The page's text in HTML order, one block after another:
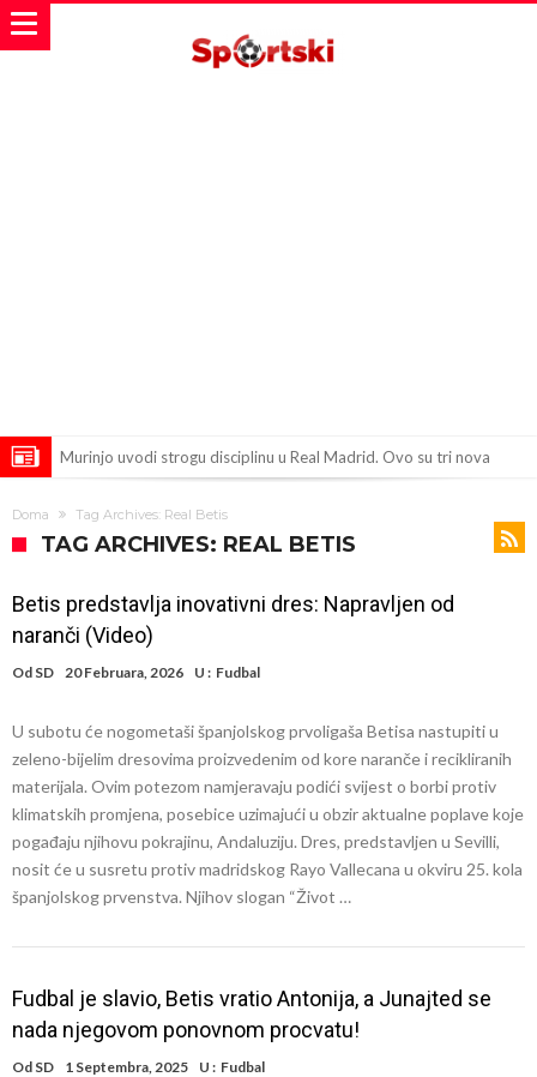
Murinjo uvodi strogu disciplinu u Real Madrid. Ovo su tri nova
Francuski sudac suočen s pritvorom zbog navoda o nasilju u
forme odmah ispao
Jake Paul započinje rušenje UFC-a
Romero dogovorio uslove s Atletikom
Mourinho uvodi strogu disciplinu u Real Madrid. Evo tri nova pravila.
Veliki “Here we go” malo pre ponoći – Liverpul se pojačao iz
Barselone!
Doma Tag Archives: Real Betis
TAG ARCHIVES: REAL BETIS
Betis predstavlja inovativni dres: Napravljen od
naranči (Video)
Od SD 20 Februara, 2026 U : Fudbal
U subotu će nogometaši španjolskog prvoligaša Betisa nastupiti u
zeleno-bijelim dresovima proizvedenim od kore naranče i recikliranih
materijala. Ovim potezom namjeravaju podići svijest o borbi protiv
klimatskih promjena, posebice uzimajući u obzir aktualne poplave koje
pogađaju njihovu pokrajinu, Andaluziju. Dres, predstavljen u Sevilli,
nosit će u susretu protiv madridskog Rayo Vallecana u okviru 25. kola
španjolskog prvenstva. Njihov slogan “Život …
Fudbal je slavio, Betis vratio Antonija, a Junajted se
nada njegovom ponovnom procvatu!
Od SD 1 Septembra, 2025 U : Fudbal